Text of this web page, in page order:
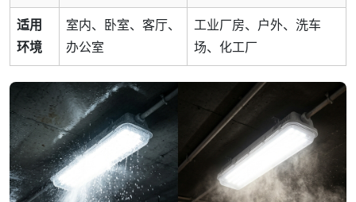
适用
环境
室内、卧室、客厅、
办公室
工业厂房、户外、洗车
场、化工厂